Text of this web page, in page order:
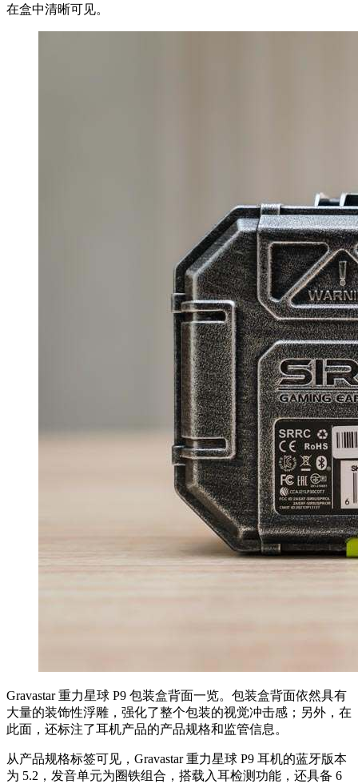
在盒中清晰可见。
Gravastar 重力星球 P9 包装盒背面一览。包装盒背面依然具有
大量的装饰性浮雕，强化了整个包装的视觉冲击感；另外，在
此面，还标注了耳机产品的产品规格和监管信息。
从产品规格标签可见，Gravastar 重力星球 P9 耳机的蓝牙版本
为 5.2，发音单元为圈铁组合，搭载入耳检测功能，还具备 6